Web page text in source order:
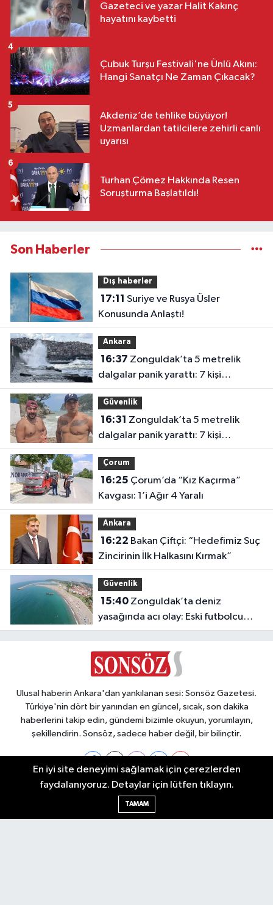
Gazeteci ve yazar Halit Kakınç
hayatını kaybetti
Çubuk Turşu Festivali'ne Ünlü Akını:
Hangi Sanatçı Ne Zaman Çıkacak?
4
Akdeniz’de tehlike büyüyor!
Uzmanlardan tatilcilere zehirli canlı
uyarısı
5
Turhan Çömez Hakkında Resen
Soruşturma Başlatıldı!
6
Son Haberler
Dış haberler
17:11
Konusunda Anlaştı!
Ankara
16:37
dalgalar panik yarattı: 7 kişi
kurtarıldı
Güvenlik
16:31
dalgalar panik yarattı: 7 kişi
kurtarıldı
Çorum
16:25
Kavgası: 1’i Ağır 4 Yaralı
Ankara
16:22
Zincirinin İlk Halkasını Kırmak”
Güvenlik
15:40Zonguldak’ta deniz
yasağında acı olay: Eski futbolcu
Hakan Ergin hayatını kaybetti
Ulusal haberin Ankara'dan yankılanan sesi: Sonsöz Gazetesi.
Türkiye'nin dört bir yanından en güncel, sıcak, son dakika
haberlerini takip edin, gündemi bizimle okuyun, yorumlayın,
şekillendirin. Sonsöz, sadece haber değil, bir bilinçtir.
Ankara Nöbetçi Eczaneler
En iyi site deneyimi sağlamak için çerezlerden
faydalanıyoruz. Detaylar için lütfen tıklayın.
TAMAM